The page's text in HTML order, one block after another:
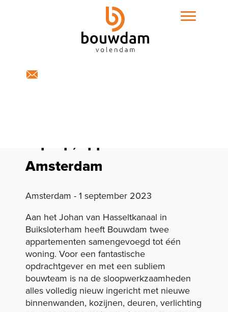
Projecten
Expertises
Home
Top Up, appartementen
Amsterdam
Amsterdam - 1 september 2023
Aan het Johan van Hasseltkanaal in
Buiksloterham heeft Bouwdam twee
appartementen samengevoegd tot één
woning. Voor een fantastische
opdrachtgever en met een subliem
bouwteam is na de sloopwerkzaamheden
alles volledig nieuw ingericht met nieuwe
binnenwanden, kozijnen, deuren, verlichting